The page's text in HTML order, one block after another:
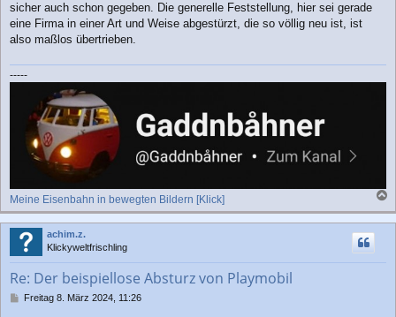
sicher auch schon gegeben. Die generelle Feststellung, hier sei gerade
eine Firma in einer Art und Weise abgestürzt, die so völlig neu ist, ist
also maßlos übertrieben.
-----
Meine Eisenbahn in bewegten Bildern [Klick]
a
c
achim.z.
Klickyweltfrischling
Re: Der beispiellose Absturz von Playmobil
BFreitag 8. März 2024, 11:26